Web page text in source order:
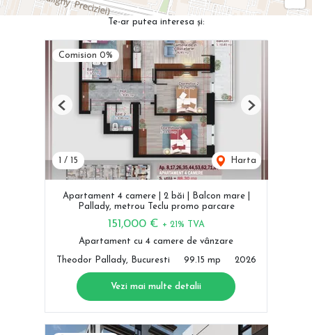
Te-ar putea interesa și:
Comision 0%
/ 15 Harta
Previous Next
Apartament 4 camere | 2 băi | Balcon mare |
Pallady, metrou Teclu promo parcare
151,000 € + 21% TVA
Apartament cu 4 camere de vânzare
Theodor Pallady, Bucuresti 99.15 mp 2026
Vezi mai multe detalii